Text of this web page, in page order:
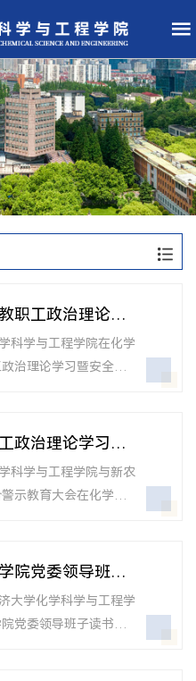
职工政治理论学
科学与工程学院在化学
治理论学习暨安全专
教职工参加会议，会
防和应急安全处理》
案例从化学品事故产
故的重要性，以及出...
政治理论学习暨
科学与工程学院与新农
示教育大会在化学馆
长张亚雷、化学科学
化学科学与工程学院
记赵红颖主持。杨正
院党委领导班子
中学习举行
大学化学科学与工程学
党委领导班子读书班